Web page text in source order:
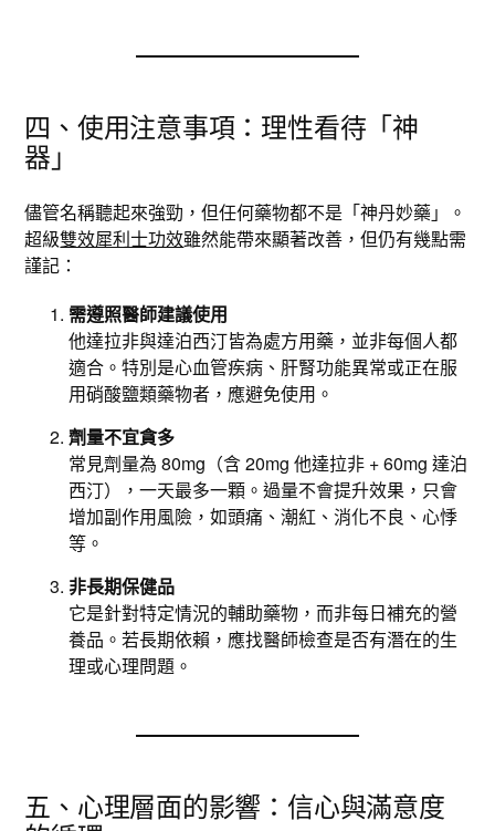
四、使用注意事項：理性看待「神
器」
儘管名稱聽起來強勁，但任何藥物都不是「神丹妙藥」。
超級雙效犀利士功效雖然能帶來顯著改善，但仍有幾點需
謹記：
需遵照醫師建議使用
他達拉非與達泊西汀皆為處方用藥，並非每個人都
適合。特別是心血管疾病、肝腎功能異常或正在服
用硝酸鹽類藥物者，應避免使用。
劑量不宜貪多
常見劑量為 80mg（含 20mg 他達拉非 + 60mg 達泊
西汀），一天最多一顆。過量不會提升效果，只會
增加副作用風險，如頭痛、潮紅、消化不良、心悸
等。
非長期保健品
它是針對特定情況的輔助藥物，而非每日補充的營
養品。若長期依賴，應找醫師檢查是否有潛在的生
理或心理問題。
五、心理層面的影響：信心與滿意度